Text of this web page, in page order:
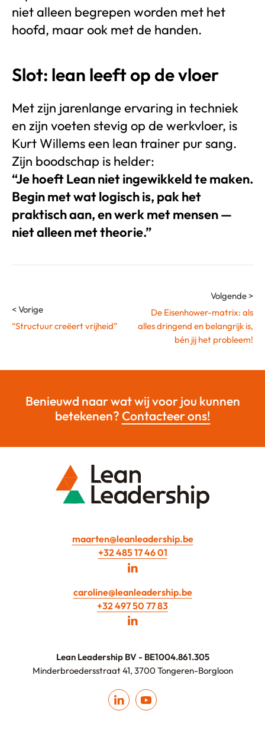
niet alleen begrepen worden met het
hoofd, maar ook met de handen.
Slot: lean leeft op de vloer
Met zijn jarenlange ervaring in techniek
en zijn voeten stevig op de werkvloer, is
Kurt Willems een lean trainer pur sang.
Zijn boodschap is helder:
“Je hoeft Lean niet ingewikkeld te maken.
Begin met wat logisch is, pak het
praktisch aan, en werk met mensen —
niet alleen met theorie.”
< Vorige
“Structuur creëert vrijheid”
Volgende >
De Eisenhower-matrix: als
alles dringend en belangrijk is,
bén jij het probleem!
Benieuwd naar wat wij voor jou kunnen
betekenen?Contacteer ons!
maarten@leanleadership.be
+32 485 17 46 01
caroline@leanleadership.be
+32 497 50 77 83
Lean Leadership BV - BE1004.861.305
Minderbroedersstraat 41, 3700 Tongeren-Borgloon